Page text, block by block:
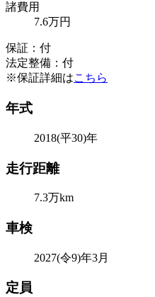
諸費用
7.6万円
保証：付
法定整備：付
※保証詳細はこちら
年式
2018(平30)年
走行距離
7.3万km
車検
2027(令9)年3月
定員